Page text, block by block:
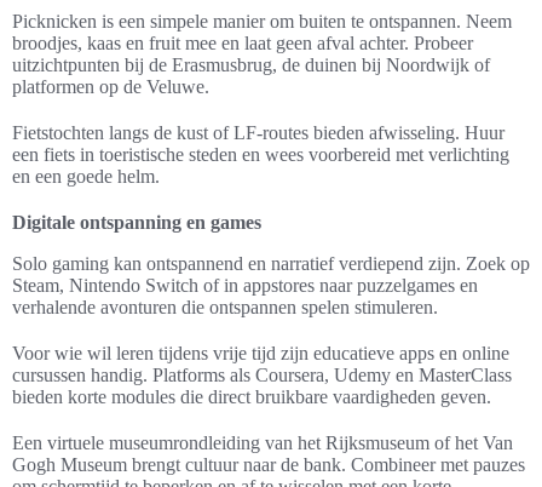
Picknicken is een simpele manier om buiten te ontspannen. Neem
broodjes, kaas en fruit mee en laat geen afval achter. Probeer
uitzichtpunten bij de Erasmusbrug, de duinen bij Noordwijk of
platformen op de Veluwe.
Fietstochten langs de kust of LF-routes bieden afwisseling. Huur
een fiets in toeristische steden en wees voorbereid met verlichting
en een goede helm.
Digitale ontspanning en games
Solo gaming kan ontspannend en narratief verdiepend zijn. Zoek op
Steam, Nintendo Switch of in appstores naar puzzelgames en
verhalende avonturen die ontspannen spelen stimuleren.
Voor wie wil leren tijdens vrije tijd zijn educatieve apps en online
cursussen handig. Platforms als Coursera, Udemy en MasterClass
bieden korte modules die direct bruikbare vaardigheden geven.
Een virtuele museumrondleiding van het Rijksmuseum of het Van
Gogh Museum brengt cultuur naar de bank. Combineer met pauzes